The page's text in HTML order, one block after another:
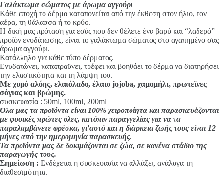
Γαλάκτωμα σώματος με άρωμα αγγούρι
Κάθε εποχή το δέρμα καταπονείται από την έκθεση στον ήλιο, τον
αέρα, τη θάλασσα ή το κρύο.
Η δική μας πρόταση για εσάς που δεν θέλετε ένα βαρύ και “λαδερό”
προϊόν ενυδάτωσης, είναι το γαλάκτωμα σώματος στο αγαπημένο σας
άρωμα αγγούρι.
Κατάλληλο για κάθε τύπο δέρματος.
Ενυδατώνει, καταπραϋνει, τρέφει και βοηθάει το δέρμα να διατηρήσει
την ελαστικότητα και τη λάμψη του.
Με χυμό αλόης, ελαιόλαδο, έλαιο jojoba, χαμομήλι, πρωτεϊνες
σόγιας και βρώμης.
συσκευασία : 50ml, 100ml, 200ml
Όλα μας τα προϊόντα είναι 100% χειροποίητα και παρασκευάζονται
με φυσικές πρώτες ύλες, κατόπιν παραγγελίας για να τα
παραλαμβάνετε φρέσκα, γι’αυτό και η διάρκεια ζωής τους είναι 12
μήνες από την ημερομηνία παρασκευής.
Τα προϊόντα μας δε δοκιμάζονται σε ζώα, σε κανένα στάδιο της
παραγωγής τους.
Σημείωση : Ενδέχεται η συσκευασία να αλλάξει, ανάλογα τη
διαθεσιμότητα.